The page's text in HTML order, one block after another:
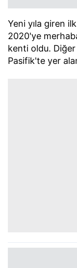
Yeni yıla giren
2020'ye
kenti oldu.
Pasifik'te yer